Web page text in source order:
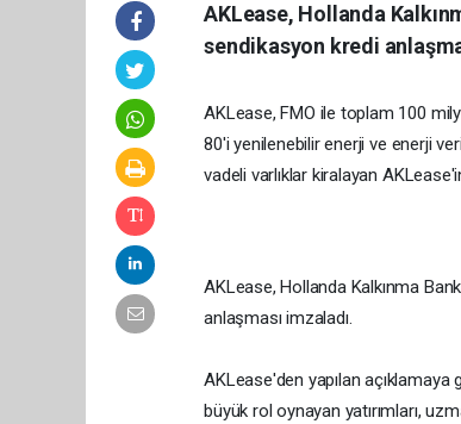
AKLease, Hollanda
sendikasyon kredi
AKLease, FMO ile toplam 100
80'i yenilenebilir enerji ve enerji
vadeli varlıklar kiralayan
AKLease, Hollanda Kalkınma
anlaşması imzaladı.
AKLease'den yapılan
büyük rol oynayan yatırımları,